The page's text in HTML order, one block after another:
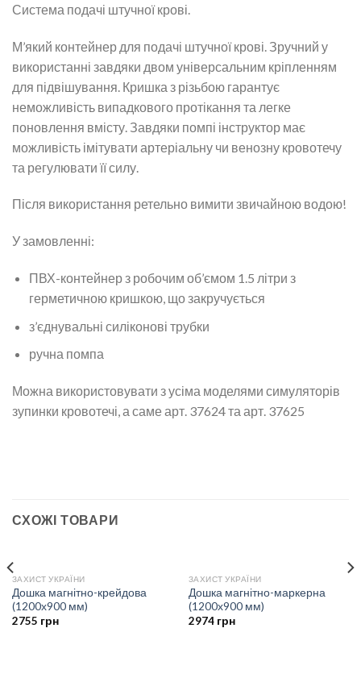
Система подачі штучної крові.
М’який контейнер для подачі штучної крові. Зручний у
використанні завдяки двом універсальним кріпленням
для підвішування. Кришка з різьбою гарантує
неможливість випадкового протікання та легке
поновлення вмісту. Завдяки помпі інструктор має
можливість імітувати артеріальну чи венозну кровотечу
та регулювати її силу.
Після використання ретельно вимити звичайною водою!
У замовленні:
ПВХ-контейнер з робочим об’ємом 1.5 літри з
герметичною кришкою, що закручується
з’єднувальні силіконові трубки
ручна помпа
Можна використовувати з усіма моделями симуляторів
зупинки кровотечі, а саме арт. 37624 та арт. 37625
СХОЖІ ТОВАРИ
ЗАХИСТ УКРАЇНИ
Дошка магнітно-крейдова
(1200х900 мм)
2755 грн
ЗАХИСТ УКРАЇНИ
Дошка магнітно-маркерна
(1200х900 мм)
2974 грн